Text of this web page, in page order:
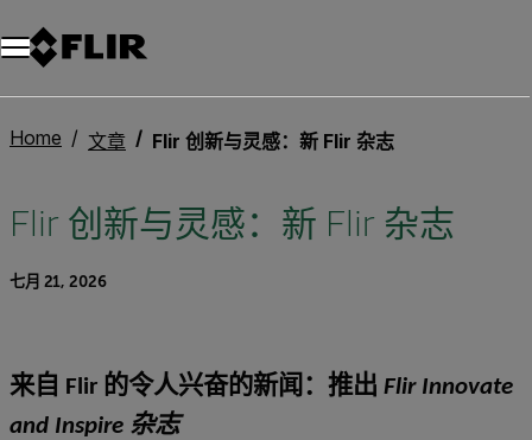
Home 文章 Flir 创新与灵感：新 Flir 杂志
Flir 创新与灵感：新 Flir 杂志
七月 21, 2026
来自 Flir 的令人兴奋的新闻：推出 Flir Innovate
and Inspire 杂志